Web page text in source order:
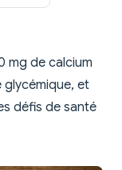
mg de calcium
glycémique, et
défis de santé